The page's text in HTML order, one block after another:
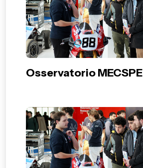
Osservatorio MECSPE